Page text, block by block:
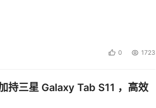
0 1723
持三星 Galaxy Tab S11 ，高效